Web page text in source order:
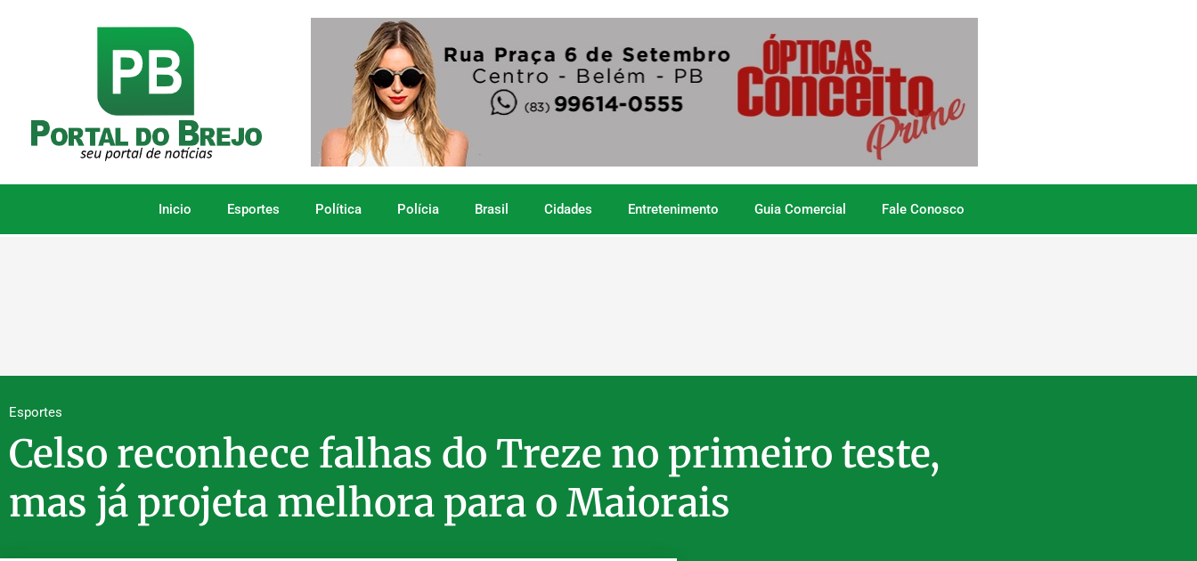
Inicio Esportes Política Polícia Brasil Cidades Entretenimento Guia Comercial Fale Conosco
Esportes
Celso reconhece falhas do Treze no primeiro teste,
mas já projeta melhora para o Maiorais